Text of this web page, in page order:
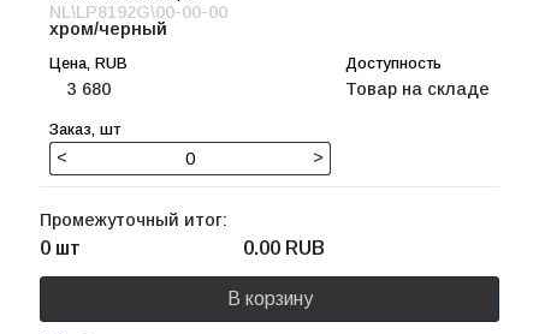
NL\LP8192G\00-00-00
хром/черный
3 680 Товар на складе
< >
Промежуточный итог:
0 шт 0.00 RUB
В корзину